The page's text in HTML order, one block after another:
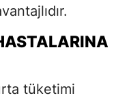
tüketimi